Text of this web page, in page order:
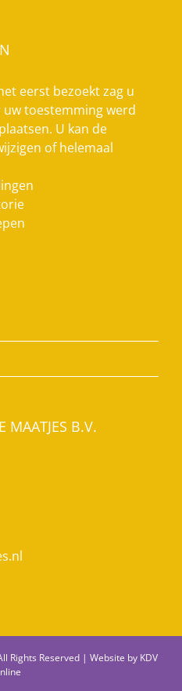
eerst bezoekt zag u
toestemming werd
U kan de
of helemaal
MAATJES B.V.
Rights Reserved | Website by KDV